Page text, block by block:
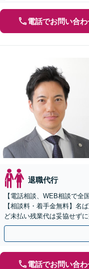
電話でお問い合わ
退職代行
【電話相談、WEB相談で全
【相談料・着手金無料】名
ど未払い残業代は妥協せず
ださい。【解決事例が豊富
電話でお問い合わ